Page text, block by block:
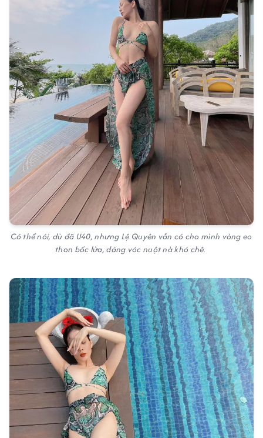
Có thể nói, dù đã U40, nhưng Lệ Quyên vẫn có cho mình vòng eo
thon bốc lửa, dáng vóc nuột nà khó chê.